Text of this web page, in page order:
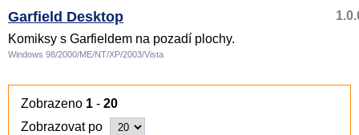
Garfield Desktop
Komiksy s Garfieldem na pozadí plochy.
Windows 98/2000/ME/NT/XP/2003/Vista
Zobrazeno 1 - 20
Zobrazovat po